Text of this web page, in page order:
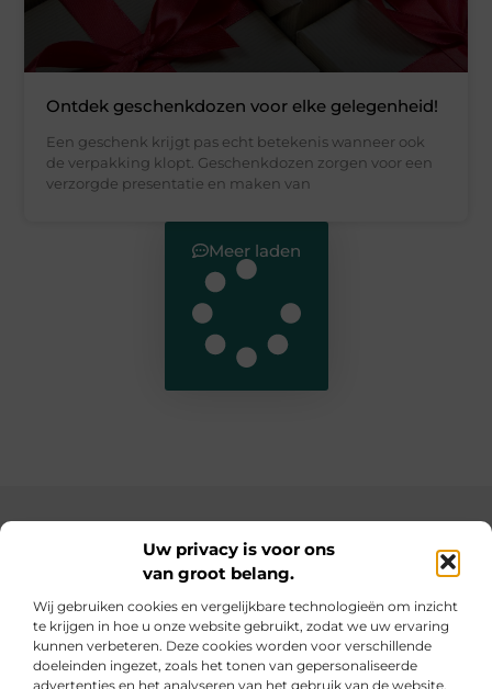
Uw privacy is voor ons
van groot belang.
Wij gebruiken cookies en vergelijkbare technologieën om inzicht
te krijgen in hoe u onze website gebruikt, zodat we uw ervaring
kunnen verbeteren. Deze cookies worden voor verschillende
doeleinden ingezet, zoals het tonen van gepersonaliseerde
advertenties en het analyseren van het gebruik van de website.
Ontdek geschenkdozen voor elke gelegenheid!
Een geschenk krijgt pas echt betekenis wanneer ook
de verpakking klopt. Geschenkdozen zorgen voor een
verzorgde presentatie en maken van
Meer laden
Elke dag iets nieuws op informe-toit.be
Praktische tips, slimme ideeën en boeiende verhalen
voor jouw dagelijks leven.